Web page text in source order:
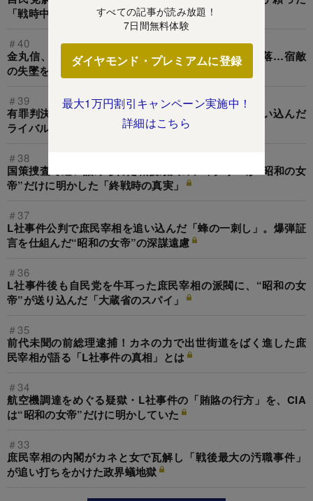
すべての記事が読み放題！
7日間無料体験
ダイヤモンド・プレミアムに登録
最大1万円割引キャンペーン実施中！
詳細はこちら
「戦時中の闇資金」
＃40
金丸信、竹下登、小沢一郎の裏切りで庶民宰相が凋落…宿敵
の失墜を機に「昭和の女帝」に課された使命
＃39
有罪判決を受けた庶民宰相の愛人秘書が、“主”を追い込んだ
ライバル「昭和の女帝」と直接対決！
＃38
国策捜査で追い詰められた戦後最大のフィクサーが“昭和の女
帝”だけに明かした「終戦時の真実」
＃37
L社事件公判で庶民宰相を追い込んだ「蜂の一刺し」。爆弾証
言を仕組んだ“昭和の女帝”の深謀遠慮
＃36
L社事件後も自民党を牛耳った庶民宰相の派閥に、“昭和の女
帝”が送り込んだ「大蔵省のスパイ」
＃35
前代未聞の前総理逮捕！カネの力で出世街道をばく進した庶
民宰相が語る「L社事件の真相」とは
＃34
航空機調達をめぐる疑獄・L社事件の「賄賂の行方」を、CIA
は“昭和の女帝”だけに明かしていた
＃33
庶民宰相の内閣がカネと女で瓦解し「戦後最大の汚職事件」
が追い打ちをかけた政界蟻地獄